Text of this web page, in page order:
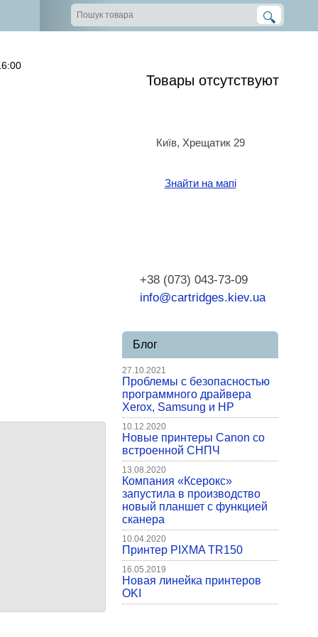
Товары отсутствуют
Київ, Хрещатик 29
Знайти на мапі
+38 (073) 043-73-09
info@cartridges.kiev.ua
Блог
27.10.2021
Проблемы с безопасностью
программного драйвера
Xerox, Samsung и HP
10.12.2020
Новые принтеры Canon со
встроенной СНПЧ
13.08.2020
Компания «Ксерокс»
запустила в производство
новый планшет с функцией
сканера
10.04.2020
Принтер PIXMA TR150
16.05.2019
Новая линейка принтеров
OKI